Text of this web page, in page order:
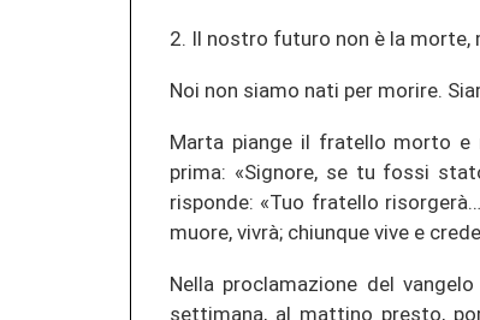
2. Il nostro futuro non è la morte,
Noi non siamo nati per morire.
Marta piange il fratello morto e
prima: «Signore, se tu fossi
risponde: «Tuo fratello
muore, vivrà; chiunque vive e
Nella proclamazione del
settimana, al mattino presto,